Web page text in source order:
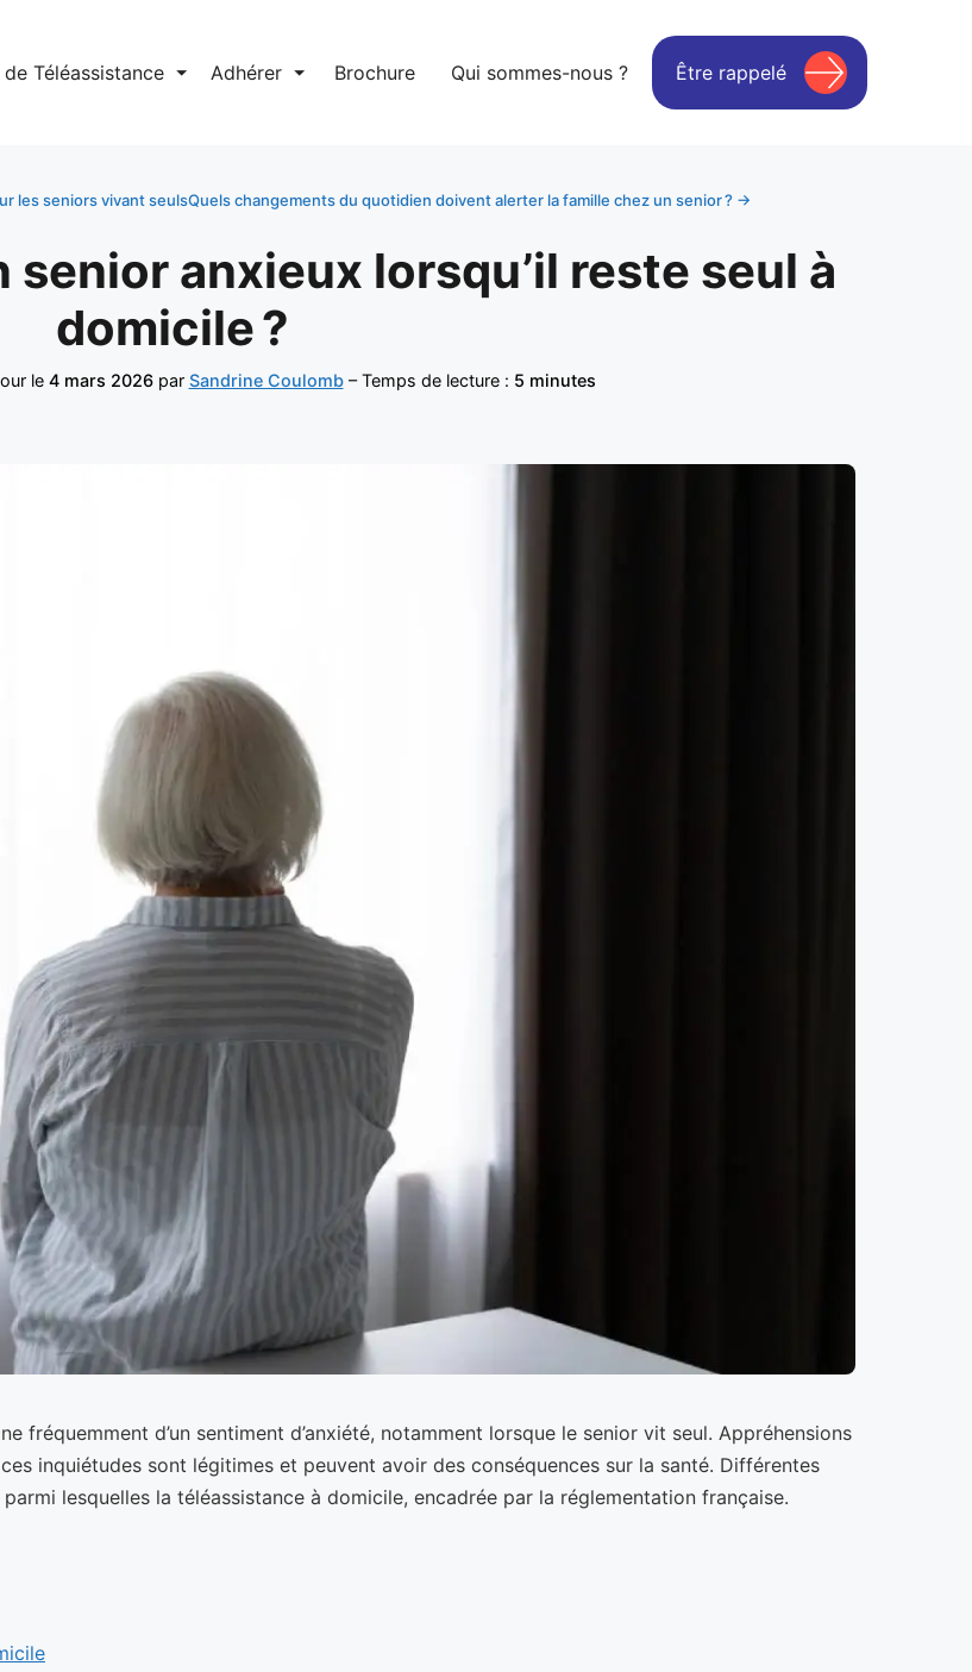
Téléassistance ⏷ Adhérer ⏷ Brochure Qui sommes-nous ? Être rappelé
les seniors vivant seulsQuels changements du quotidien doivent alerter la famille chez un senior ? →
anxieux lorsqu’il reste seul à
domicile ?
le 4 mars 2026par Sandrine Coulomb– Temps de lecture : 5 minutes
fréquemment d’un sentiment d’anxiété, notamment lorsque le senior vit seul. Appréhensions
inquiétudes sont légitimes et peuvent avoir des conséquences sur la santé. Différentes
lesquelles la téléassistance à domicile, encadrée par la réglementation française.